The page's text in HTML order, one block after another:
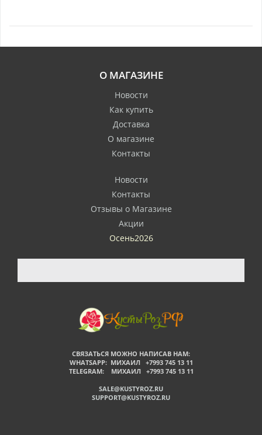
О МАГАЗИНЕ
Новости
Как купить
Доставка
О магазине
Контакты
Новости
Контакты
Отзывы о Магазине
Акции
Осень2026
СВЯЗАТЬСЯ МОЖНО НАПИСАВ НАМ:
WHATSAPP: МИХАИЛ +7993 745 13 11
TELEGRAM: МИХАИЛ +7993 745 13 11
SALE@KUSTYROZ.RU
SUPPORT@KUSTYROZ.RU